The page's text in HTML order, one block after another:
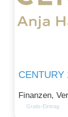
CENTURY
Finanzen,
Gratis-Eintrag